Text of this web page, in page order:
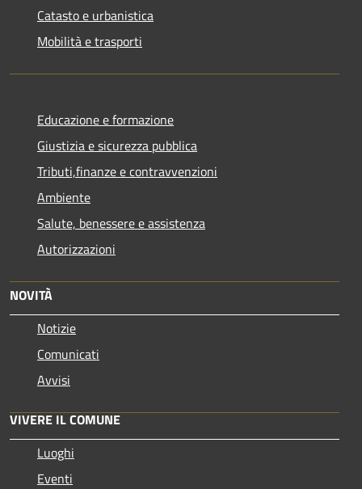
Catasto e urbanistica
Mobilità e trasporti
Educazione e formazione
Giustizia e sicurezza pubblica
Tributi,finanze e contravvenzioni
Ambiente
Salute, benessere e assistenza
Autorizzazioni
NOVITÀ
Notizie
Comunicati
Avvisi
VIVERE IL COMUNE
Luoghi
Eventi